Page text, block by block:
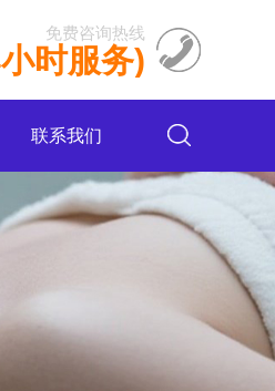
免费咨询热线
时服务)
联系我们